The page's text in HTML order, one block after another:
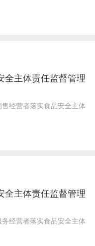
全主体责任监督管理
经营者落实食品安全主体
全主体责任监督管理
经营者落实食品安全主体